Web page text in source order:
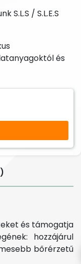
S.L.S / S.L.E.S
és
és támogatja
hozzájárul
bőrérzetű